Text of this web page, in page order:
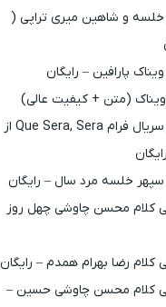
و شاهین میری تراپی (
پارافین – رایگان
ویناک (متن + کیفیت عالی)
آهنگ بی کلام سریال فرام Que Sera, Sera از
خلسه مرد سال – رایگان
کلام محسن چاوشی چهل روز
کلام رضا بهرام همدم – رایگان
کلام محسن چاوشی حسین –